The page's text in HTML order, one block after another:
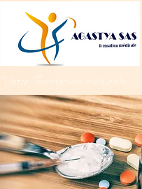
Votre Formation médicale